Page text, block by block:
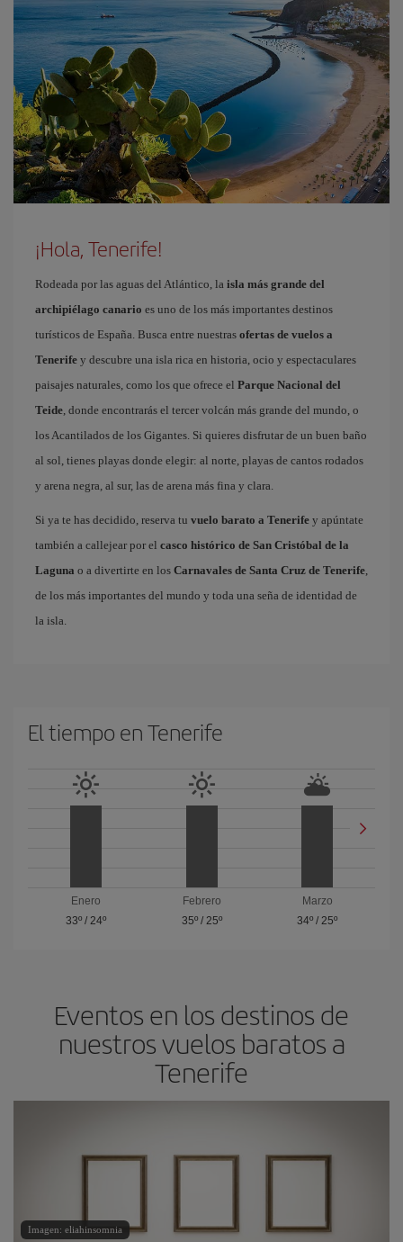
¡Hola, Tenerife!
Rodeada por las aguas del Atlántico, la isla más grande del
archipiélago canario es uno de los más importantes destinos
turísticos de España. Busca entre nuestras ofertas de vuelos a
Tenerife y descubre una isla rica en historia, ocio y espectaculares
paisajes naturales, como los que ofrece el Parque Nacional del
Teide, donde encontrarás el tercer volcán más grande del mundo, o
los Acantilados de los Gigantes. Si quieres disfrutar de un buen baño
al sol, tienes playas donde elegir: al norte, playas de cantos rodados
y arena negra, al sur, las de arena más fina y clara.
Si ya te has decidido, reserva tu vuelo barato a Tenerife y apúntate
también a callejear por el casco histórico de San Cristóbal de la
Laguna o a divertirte en los Carnavales de Santa Cruz de Tenerife,
de los más importantes del mundo y toda una seña de identidad de
la isla.
El tiempo en Tenerife
Enero
33º/ 24º
Febrero
35º/ 25º
Marzo
34º /25º
Eventos en los destinos de
nuestros vuelos baratos a
Tenerife
Imagen: eliahinsomnia